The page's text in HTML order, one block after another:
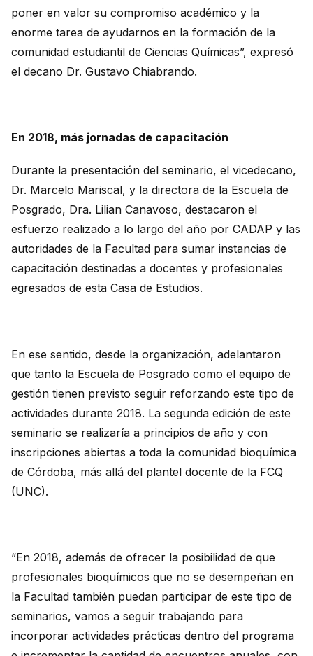
poner en valor su compromiso académico y la
enorme tarea de ayudarnos en la formación de la
comunidad estudiantil de Ciencias Químicas”, expresó
el decano Dr. Gustavo Chiabrando.
En 2018, más jornadas de capacitación
Durante la presentación del seminario, el vicedecano,
Dr. Marcelo Mariscal, y la directora de la Escuela de
Posgrado, Dra. Lilian Canavoso, destacaron el
esfuerzo realizado a lo largo del año por CADAP y las
autoridades de la Facultad para sumar instancias de
capacitación destinadas a docentes y profesionales
egresados de esta Casa de Estudios.
En ese sentido, desde la organización, adelantaron
que tanto la Escuela de Posgrado como el equipo de
gestión tienen previsto seguir reforzando este tipo de
actividades durante 2018. La segunda edición de este
seminario se realizaría a principios de año y con
inscripciones abiertas a toda la comunidad bioquímica
de Córdoba, más allá del plantel docente de la FCQ
(UNC).
“En 2018, además de ofrecer la posibilidad de que
profesionales bioquímicos que no se desempeñan en
la Facultad también puedan participar de este tipo de
seminarios, vamos a seguir trabajando para
incorporar actividades prácticas dentro del programa